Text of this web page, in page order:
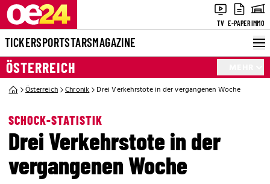
TV E-PAPERIMMO
TICKERSPORTSTARSMAGAZINE
ÖSTERREICH
Österreich Chronik Drei Verkehrstote in der vergangenen Woche
SCHOCK-STATISTIK
Drei Verkehrstote in der
vergangenen Woche